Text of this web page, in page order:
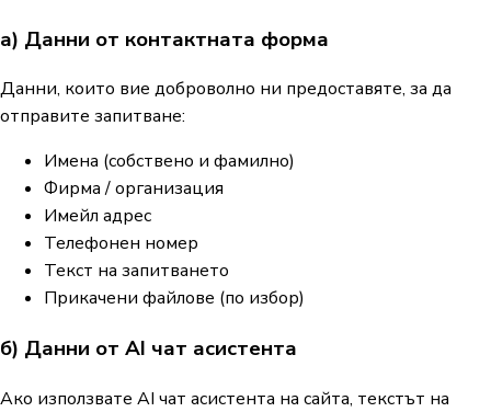
а) Данни от контактната форма
Данни, които вие доброволно ни предоставяте, за да
отправите запитване:
Имена (собствено и фамилно)
Фирма / организация
Имейл адрес
Телефонен номер
Текст на запитването
Прикачени файлове (по избор)
б) Данни от AI чат асистента
Ако използвате AI чат асистента на сайта, текстът на